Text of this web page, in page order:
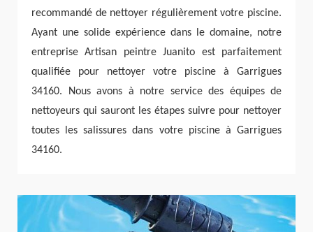
recommandé de nettoyer régulièrement votre piscine.
Ayant une solide expérience dans le domaine, notre
entreprise Artisan peintre Juanito est parfaitement
qualifiée pour nettoyer votre piscine à Garrigues
34160. Nous avons à notre service des équipes de
nettoyeurs qui sauront les étapes suivre pour nettoyer
toutes les salissures dans votre piscine à Garrigues
34160.